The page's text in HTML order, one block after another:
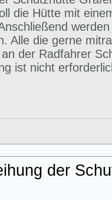
die Hütte mit
Alle die gerne
der Radfahrer
ist nicht
der